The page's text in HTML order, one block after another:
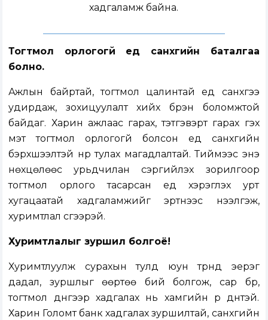
хадгаламж байна.
Тогтмол орлогогүй үед санхүүгийн баталгаа
болно.
Ажлын байртай, тогтмол цалинтай үед санхүүгээ
удирдаж, зохицуулалт хийх бүрэн боломжтой
байдаг. Харин ажлаас гарах, тэтгэвэрт гарах гэх
мэт тогтмол орлогогүй болсон үед санхүүгийн
бэрхшээлтэй нүүр тулах магадлалтай. Тиймээс энэ
нөхцөлөөс урьдчилан сэргийлэх зорилгоор
тогтмол орлого тасарсан үед хэрэглэх урт
хугацаатай хадгаламжийг эртнээс нээлгэж,
хуримтлал үүсгээрэй.
Хуримтлалыг зуршил болгоё!
Хуримтлуулж сурахын тулд юун түрүүнд эерэг
дадал, зуршлыг өөртөө бий болгож, сар бүр,
тогтмол дүнгээр хадгалах нь хамгийн үр дүнтэй.
Харин Голомт банк хадгалах зуршилтай, санхүүгийн